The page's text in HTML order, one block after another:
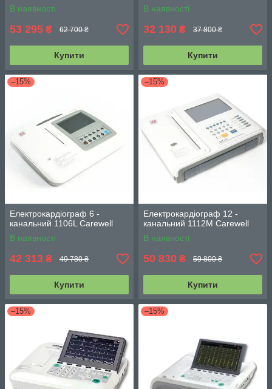
В наявності
53 295 ₴ 62 700 ₴
Купити
В наявності
32 130 ₴ 37 800 ₴
Купити
–15%
Електрокардіограф 6 -
канальний 1106L Carewell
В наявності
42 313 ₴ 49 780 ₴
Купити
–15%
Електрокардіограф 12 -
канальний 1112M Carewell
В наявності
50 830 ₴ 59 800 ₴
Купити
–15% –15%